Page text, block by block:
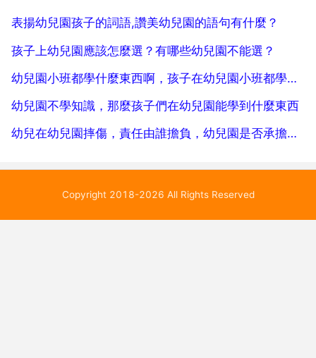
表揚幼兒園孩子的詞語,讚美幼兒園的語句有什麼？
孩子上幼兒園應該怎麼選？有哪些幼兒園不能選？
幼兒園小班都學什麼東西啊，孩子在幼兒園小班都學什麼啊
幼兒園不學知識，那麼孩子們在幼兒園能學到什麼東西
幼兒在幼兒園摔傷，責任由誰擔負，幼兒園是否承擔責任
Copyright 2018-2026 All Rights Reserved